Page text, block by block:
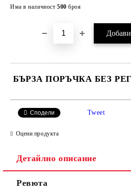
Има в наличност 500 броя
БЪРЗА ПОРЪЧКА БЕЗ
Сподели Tweet
Оцени продукта
Детайлно описание
Ревюта